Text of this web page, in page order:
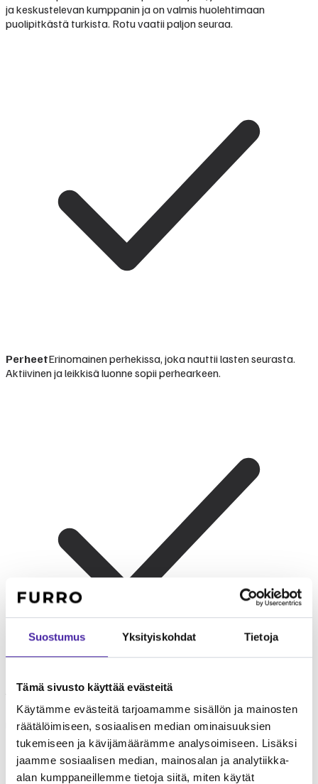
Suostumus Yksityiskohdat Tietoja
Tämä sivusto käyttää evästeitä
Käytämme evästeitä tarjoamamme sisällön ja mainosten
räätälöimiseen, sosiaalisen median ominaisuuksien
tukemiseen ja kävijämäärämme analysoimiseen. Lisäksi
jaamme sosiaalisen median, mainosalan ja analytiikka-
alan kumppaneillemme tietoja siitä, miten käytät
ja keskustelevan kumppanin ja on valmis huolehtimaan
puolipitkästä turkista. Rotu vaatii paljon seuraa.
PerheetErinomainen perhekissa, joka nauttii lasten seurasta.
Aktiivinen ja leikkisä luonne sopii perhearkeen.
Sopii hyvin, kunhan omistaja viettää aikaa kotona.
Toinen kissa on suositeltava päivittäisen yksinolon
lieventämiseksi.